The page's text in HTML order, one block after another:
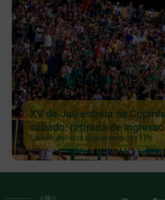
XV de Jaú estreia na
sábado: retirada de
Galinho enfrenta o Luverdense, às 17h